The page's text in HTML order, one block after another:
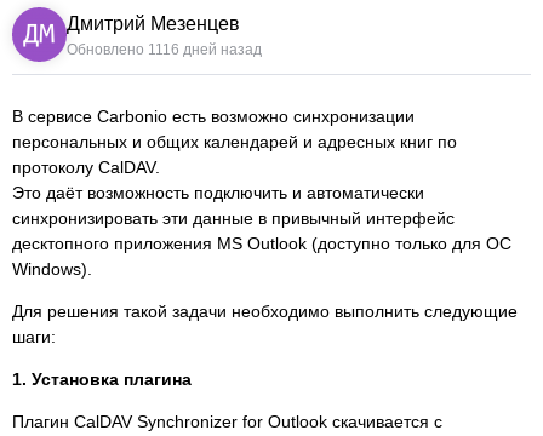
Дмитрий Мезенцев
Обновлено 1116 дней назад
В сервисе Carbonio есть возможно синхронизации
персональных и общих календарей и адресных книг по
протоколу CalDAV.
Это даёт возможность подключить и автоматически
синхронизировать эти данные в привычный интерфейс
десктопного приложения MS Outlook (доступно только для ОС
Windows).
Для решения такой задачи необходимо выполнить следующие
шаги:
1. Установка плагина
Плагин CalDAV Synchronizer for Outlook скачивается с